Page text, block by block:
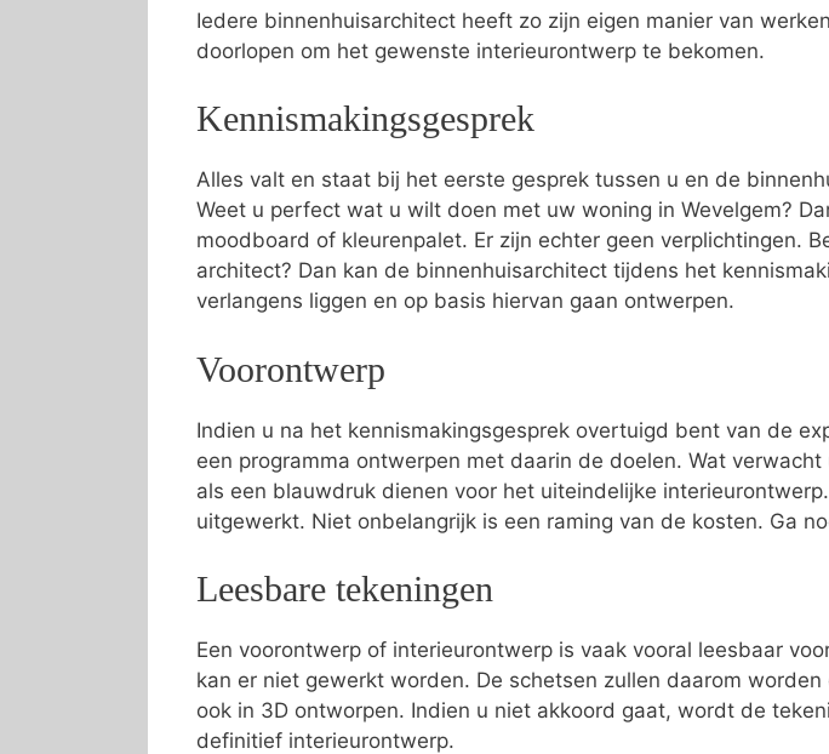
Iedere binnenhuisarchitect heeft zo zijn eigen manier van
doorlopen om het gewenste interieurontwerp te bekomen.
Kennismakingsgesprek
Alles valt en staat bij het eerste gesprek tussen u en de
Weet u perfect wat u wilt doen met uw woning in Wevelgem?
moodboard of kleurenpalet. Er zijn echter geen verplichtingen.
architect? Dan kan de binnenhuisarchitect tijdens het
verlangens liggen en op basis hiervan gaan ontwerpen.
Voorontwerp
Indien u na het kennismakingsgesprek overtuigd bent van de
een programma ontwerpen met daarin de doelen. Wat
als een blauwdruk dienen voor het uiteindelijke
uitgewerkt. Niet onbelangrijk is een raming van de kosten. Ga
Leesbare tekeningen
Een voorontwerp of interieurontwerp is vaak vooral leesbaar
kan er niet gewerkt worden. De schetsen zullen daarom
ook in 3D ontworpen. Indien u niet akkoord gaat, wordt de
definitief interieurontwerp.